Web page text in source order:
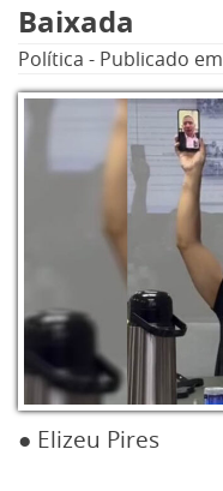
Baixada
Política - Publicado em
● Elizeu Pires